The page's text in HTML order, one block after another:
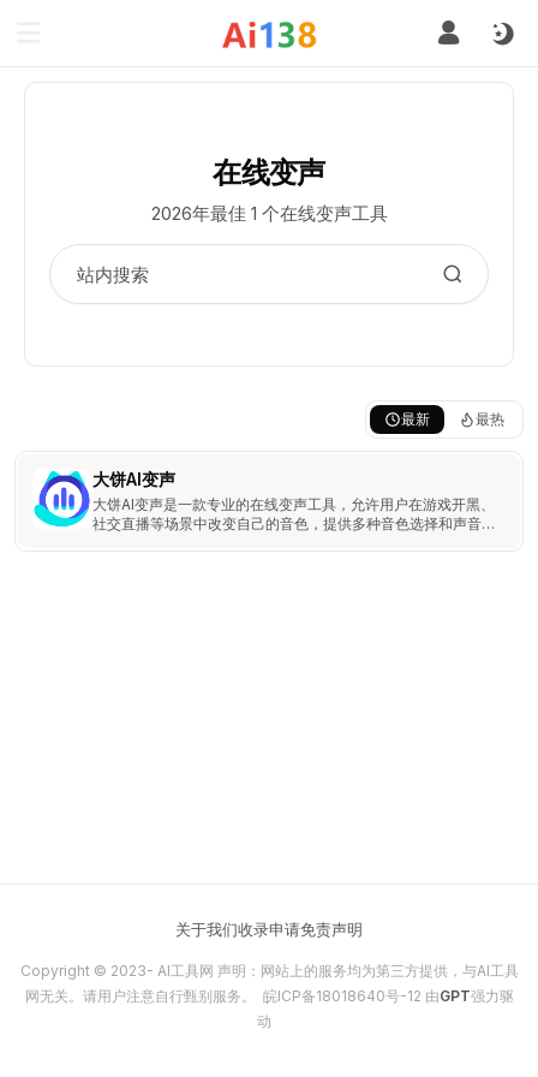
在线变声
2026年最佳 1 个在线变声工具
最新 最热
大饼AI变声
大饼AI变声是一款专业的在线变声工具，允许用户在游戏开黑、
社交直播等场景中改变自己的音色，提供多种音色选择和声音滤
关于我们收录申请免责声明
Copyright © 2023- AI工具网 声明：网站上的服务均为第三方提供，与AI工具
网无关。请用户注意自行甄别服务。 皖ICP备18018640号-12 由GPT强力驱
动